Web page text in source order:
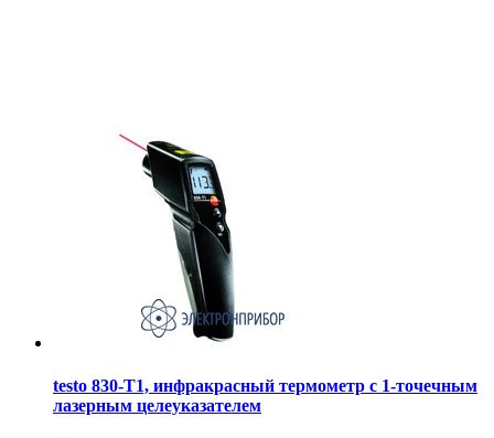
testo 830-T1, инфракрасный термометр с 1-точечным
лазерным целеуказателем